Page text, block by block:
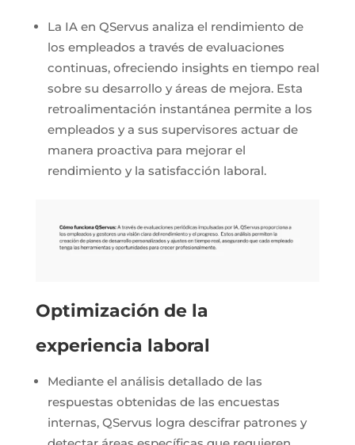
La IA en QServus analiza el rendimiento de
los empleados a través de evaluaciones
continuas, ofreciendo insights en tiempo real
sobre su desarrollo y áreas de mejora. Esta
retroalimentación instantánea permite a los
empleados y a sus supervisores actuar de
manera proactiva para mejorar el
rendimiento y la satisfacción laboral.
Optimización de la
experiencia laboral
Mediante el análisis detallado de las
respuestas obtenidas de las encuestas
internas, QServus logra descifrar patrones y